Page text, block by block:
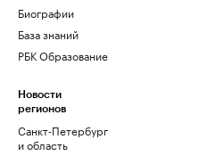
Биографии
База знаний
РБК Образование
Новости
регионов
Санкт-Петербург
и область